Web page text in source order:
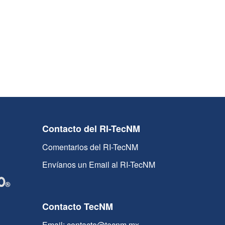
Contacto del RI-TecNM
Comentarios del RI-TecNM
Envíanos un Email al RI-TecNM
Contacto TecNM